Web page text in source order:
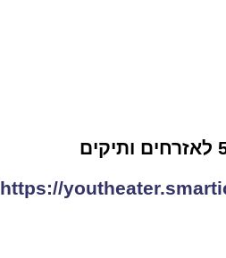
https://